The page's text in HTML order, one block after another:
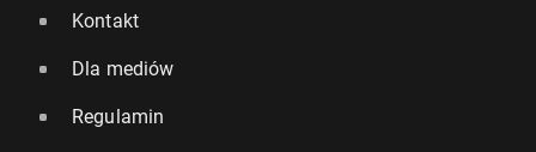
Kontakt
Dla mediów
Regulamin